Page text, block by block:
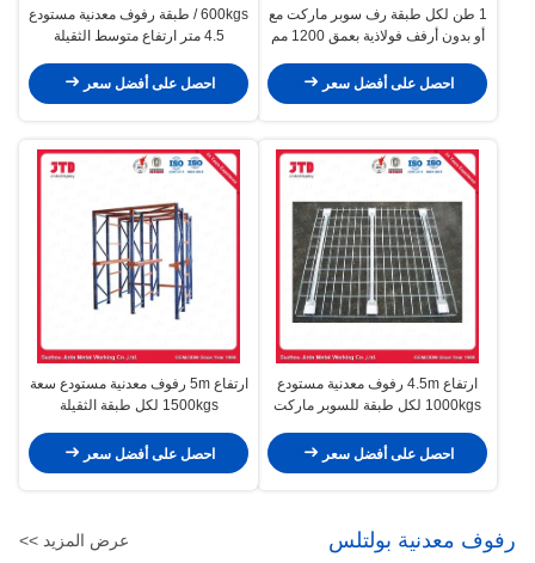
1 طن لكل طبقة رف سوبر ماركت مع
أو بدون أرفف فولاذية بعمق 1200 مم
احصل على أفضل سعر
600kgs / طبقة رفوف معدنية مستودع
4.5 متر ارتفاع متوسط ​​الثقيلة
احصل على أفضل سعر
ارتفاع 4.5m رفوف معدنية مستودع
1000kgs لكل طبقة للسوبر ماركت
احصل على أفضل سعر
ارتفاع 5m رفوف معدنية مستودع سعة
1500kgs لكل طبقة الثقيلة
احصل على أفضل سعر
رفوف معدنية بولتلس عرض المزيد >>